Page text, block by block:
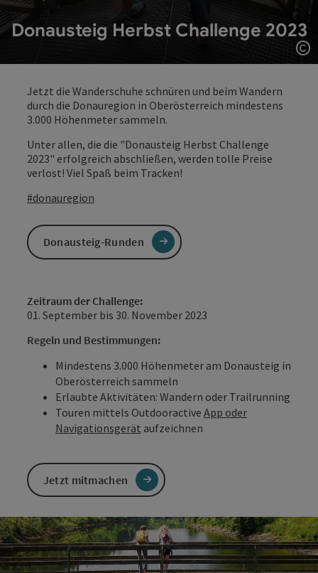
Donausteig Herbst Challenge 2023
Jetzt die Wanderschuhe schnüren und beim Wandern
durch die Donauregion in Oberösterreich mindestens
3.000 Höhenmeter sammeln.
Unter allen, die die "Donausteig Herbst Challenge
2023" erfolgreich abschließen, werden tolle Preise
verlost! Viel Spaß beim Tracken!
#donauregion
Donausteig-Runden
Zeitraum der Challenge:
01. September bis 30. November 2023
Regeln und Bestimmungen:
Mindestens 3.000 Höhenmeter am Donausteig in
Oberösterreich sammeln
Erlaubte Aktivitäten: Wandern oder Trailrunning
Touren mittels Outdooractive App oder
Navigationsgerät aufzeichnen
Jetzt mitmachen